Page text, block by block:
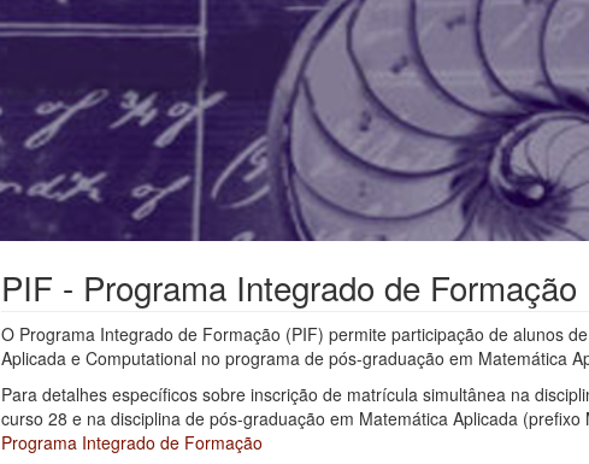
PIF - Programa Integrado de Formação
O Programa Integrado de Formação (PIF) permite participação de alunos
Aplicada e Computational no programa de pós-graduação em Matemática
Para detalhes específicos sobre inscrição de matrícula simultânea na
curso 28 e na disciplina de pós-graduação em Matemática Aplicada
Programa Integrado de Formação